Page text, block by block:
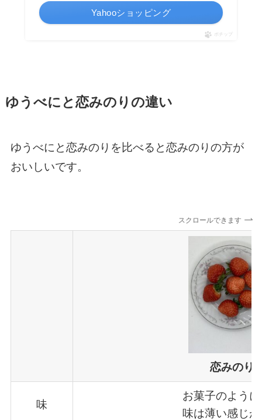
Yahooショッピング
ポチップ
ゆうべにと恋みのりの違い
ゆうべにと恋みのりを比べると恋みのりの方が
おいしいです。
スクロールできます
恋みのり
味
お菓子のよう
味は薄い感じ